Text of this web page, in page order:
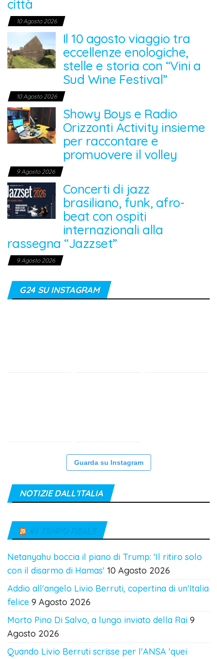
città
10 Agosto 2026
Il 10 agosto viaggio tra
eccellenze enologiche,
stelle e storia con “Vini a
Sud Wine Festival”
10 Agosto 2026
Showy Boys e Radio
Orizzonti Activity insieme
per raccontare e
promuovere il volley
9 Agosto 2026
Concerti di jazz
brasiliano, funk, afro-
beat con ospiti
internazionali alla
rassegna “Jazzset”
9 Agosto 2026
G24 SU INSTAGRAM
Guarda su Instagram
NOTIZIE DALL’ITALIA
IN TEMPO REALE
Netanyahu boccia il piano di Trump: 'Il ritiro solo
con il disarmo di Hamas' 10 Agosto 2026
Addio all'angelo Livio Berruti, copertina di un'Italia
felice 9 Agosto 2026
Morto Pino Di Salvo, a lungo inviato della Rai 9
Agosto 2026
Quando Livio Berruti scrisse per l'ANSA 'quei